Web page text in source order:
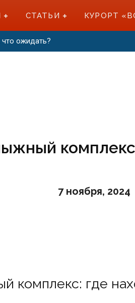
СТАТЬИ КУРОРТ
что ожидать?
комплекс
7 ноября, 2024
комплекс: где